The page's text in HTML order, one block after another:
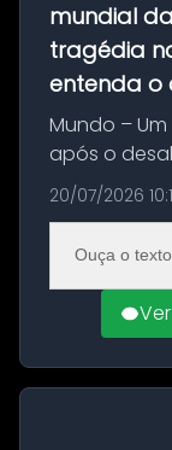
mundial
tragédia
entenda o
Mundo –
após o
as
Mundo
Ciudad
no...
20/07/2026
Ouça o texto